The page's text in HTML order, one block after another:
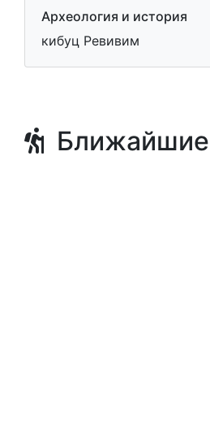
Археология и история
кибуц Ревивим